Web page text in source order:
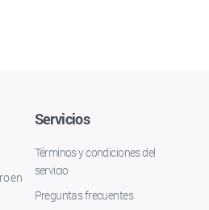
en
Servicios
Términos y condiciones del
servicio
Preguntas frecuentes